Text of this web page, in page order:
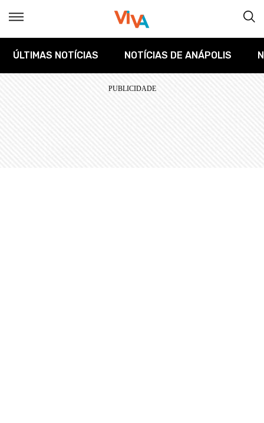
ÚLTIMAS NOTÍCIAS NOTÍCIAS DE ANÁPOLIS